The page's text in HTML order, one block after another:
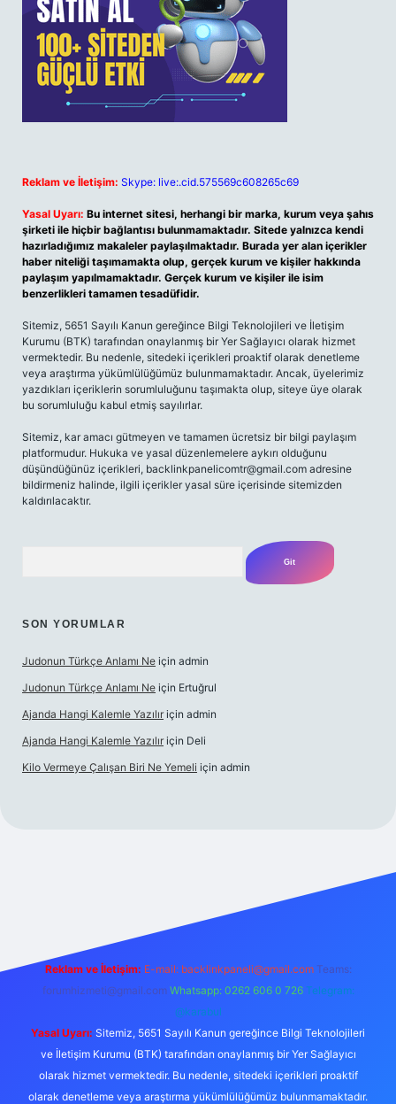
Reklam ve İletişim: Skype: live:.cid.575569c608265c69
Yasal Uyarı: Bu internet sitesi, herhangi bir marka, kurum veya şahıs
şirketi ile hiçbir bağlantısı bulunmamaktadır. Sitede yalnızca kendi
hazırladığımız makaleler paylaşılmaktadır. Burada yer alan içerikler
haber niteliği taşımamakta olup, gerçek kurum ve kişiler hakkında
paylaşım yapılmamaktadır. Gerçek kurum ve kişiler ile isim
benzerlikleri tamamen tesadüfidir.
Sitemiz, 5651 Sayılı Kanun gereğince Bilgi Teknolojileri ve İletişim
Kurumu (BTK) tarafından onaylanmış bir Yer Sağlayıcı olarak hizmet
vermektedir. Bu nedenle, sitedeki içerikleri proaktif olarak denetleme
veya araştırma yükümlülüğümüz bulunmamaktadır. Ancak, üyelerimiz
yazdıkları içeriklerin sorumluluğunu taşımakta olup, siteye üye olarak
bu sorumluluğu kabul etmiş sayılırlar.
Sitemiz, kar amacı gütmeyen ve tamamen ücretsiz bir bilgi paylaşım
platformudur. Hukuka ve yasal düzenlemelere aykırı olduğunu
düşündüğünüz içerikleri, backlinkpanelicomtr@gmail.com adresine
bildirmeniz halinde, ilgili içerikler yasal süre içerisinde sitemizden
kaldırılacaktır.
SON YORUMLAR
Judonun Türkçe Anlamı Ne için admin
Judonun Türkçe Anlamı Ne için Ertuğrul
Ajanda Hangi Kalemle Yazılır için admin
Ajanda Hangi Kalemle Yazılır için Deli
Kilo Vermeye Çalışan Biri Ne Yemeli için admin
Reklam ve İletişim: E-mail: backlinkpaneli@gmail.com Teams:
forumhizmeti@gmail.com Whatsapp: 0262 606 0 726 Telegram:
@karabul
Yasal Uyarı: Sitemiz, 5651 Sayılı Kanun gereğince Bilgi Teknolojileri
ve İletişim Kurumu (BTK) tarafından onaylanmış bir Yer Sağlayıcı
olarak hizmet vermektedir. Bu nedenle, sitedeki içerikleri proaktif
olarak denetleme veya araştırma yükümlülüğümüz bulunmamaktadır.